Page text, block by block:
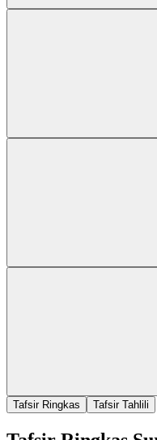
Tafsir Ringkas
Tafsir Tahlili